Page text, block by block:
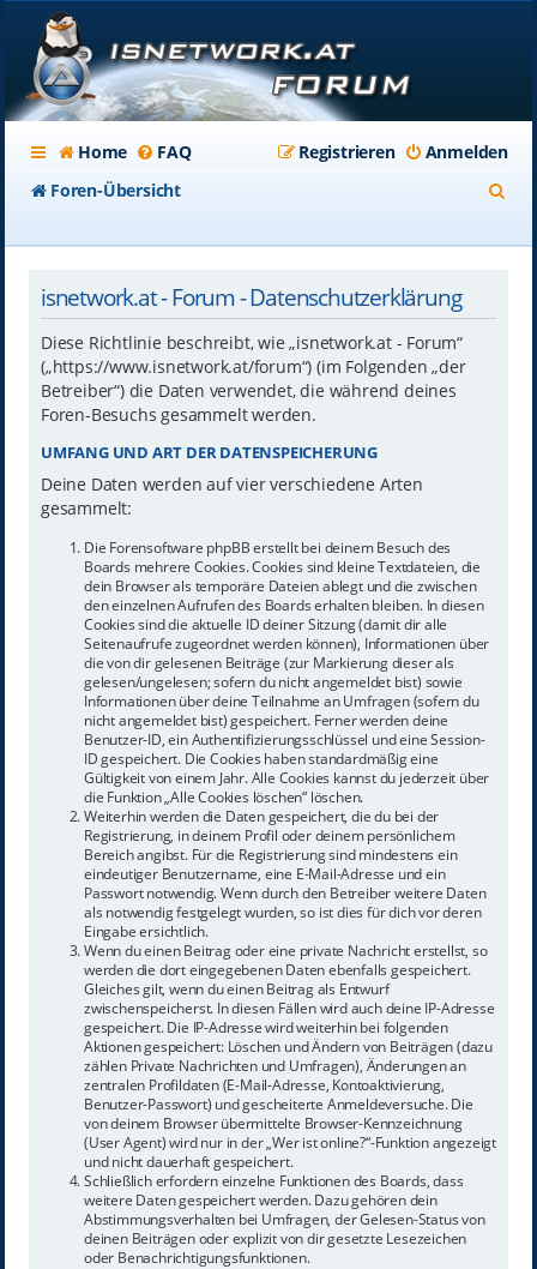
Home FAQ Anmelden
Registrieren
Foren-Übersicht
isnetwork.at - Forum - Datenschutzerklärung
Diese Richtlinie beschreibt, wie „isnetwork.at - Forum“
(„https://www.isnetwork.at/forum“) (im Folgenden „der
Betreiber“) die Daten verwendet, die während deines
Foren-Besuchs gesammelt werden.
UMFANG UND ART DER DATENSPEICHERUNG
Deine Daten werden auf vier verschiedene Arten
gesammelt:
Die Forensoftware phpBB erstellt bei deinem Besuch des
Boards mehrere Cookies. Cookies sind kleine Textdateien, die
dein Browser als temporäre Dateien ablegt und die zwischen
den einzelnen Aufrufen des Boards erhalten bleiben. In diesen
Cookies sind die aktuelle ID deiner Sitzung (damit dir alle
Seitenaufrufe zugeordnet werden können), Informationen über
die von dir gelesenen Beiträge (zur Markierung dieser als
gelesen/ungelesen; sofern du nicht angemeldet bist) sowie
Informationen über deine Teilnahme an Umfragen (sofern du
nicht angemeldet bist) gespeichert. Ferner werden deine
Benutzer-ID, ein Authentifizierungsschlüssel und eine Session-
ID gespeichert. Die Cookies haben standardmäßig eine
Gültigkeit von einem Jahr. Alle Cookies kannst du jederzeit über
die Funktion „Alle Cookies löschen“ löschen.
Weiterhin werden die Daten gespeichert, die du bei der
Registrierung, in deinem Profil oder deinem persönlichem
Bereich angibst. Für die Registrierung sind mindestens ein
eindeutiger Benutzername, eine E-Mail-Adresse und ein
Passwort notwendig. Wenn durch den Betreiber weitere Daten
als notwendig festgelegt wurden, so ist dies für dich vor deren
Eingabe ersichtlich.
Wenn du einen Beitrag oder eine private Nachricht erstellst, so
werden die dort eingegebenen Daten ebenfalls gespeichert.
Gleiches gilt, wenn du einen Beitrag als Entwurf
zwischenspeicherst. In diesen Fällen wird auch deine IP-Adresse
gespeichert. Die IP-Adresse wird weiterhin bei folgenden
Aktionen gespeichert: Löschen und Ändern von Beiträgen (dazu
zählen Private Nachrichten und Umfragen), Änderungen an
zentralen Profildaten (E-Mail-Adresse, Kontoaktivierung,
Benutzer-Passwort) und gescheiterte Anmeldeversuche. Die
von deinem Browser übermittelte Browser-Kennzeichnung
(User Agent) wird nur in der „Wer ist online?“-Funktion angezeigt
und nicht dauerhaft gespeichert.
Schließlich erfordern einzelne Funktionen des Boards, dass
weitere Daten gespeichert werden. Dazu gehören dein
Abstimmungsverhalten bei Umfragen, der Gelesen-Status von
deinen Beiträgen oder explizit von dir gesetzte Lesezeichen
oder Benachrichtigungsfunktionen.